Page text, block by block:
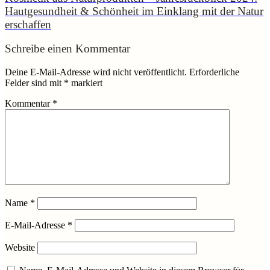
Hautgesundheit & Schönheit im Einklang mit der Natur
erschaffen
Schreibe einen Kommentar
Deine E-Mail-Adresse wird nicht veröffentlicht. Erforderliche
Felder sind mit * markiert
Kommentar *
Name *
E-Mail-Adresse *
Website